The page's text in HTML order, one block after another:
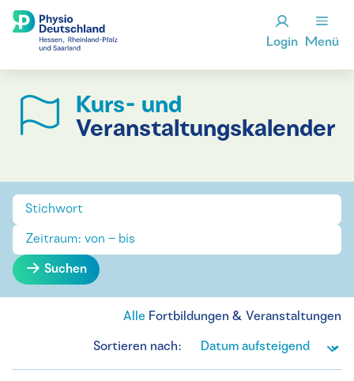
Login Menü
Kurs- und
Veranstaltungskalender
Suchen
Alle Fortbildungen & Veranstaltungen
Sortieren nach: